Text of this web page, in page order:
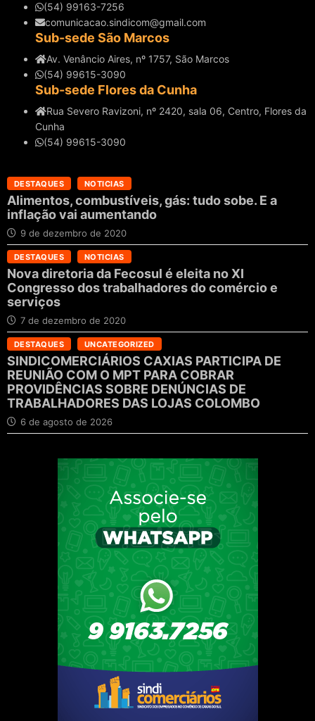
(54) 99163-7256
comunicacao.sindicom@gmail.com
Sub-sede São Marcos
Av. Venâncio Aires, nº 1757, São Marcos
(54) 99615-3090
Sub-sede Flores da Cunha
Rua Severo Ravizoni, nº 2420, sala 06, Centro, Flores da
Cunha
(54) 99615-3090
DESTAQUES NOTICIAS
Alimentos, combustíveis, gás: tudo sobe. E a
inflação vai aumentando
9 de dezembro de 2020
DESTAQUES NOTICIAS
Nova diretoria da Fecosul é eleita no XI
Congresso dos trabalhadores do comércio e
serviços
7 de dezembro de 2020
DESTAQUES UNCATEGORIZED
SINDICOMERCIÁRIOS CAXIAS PARTICIPA DE
REUNIÃO COM O MPT PARA COBRAR
PROVIDÊNCIAS SOBRE DENÚNCIAS DE
TRABALHADORES DAS LOJAS COLOMBO
6 de agosto de 2026